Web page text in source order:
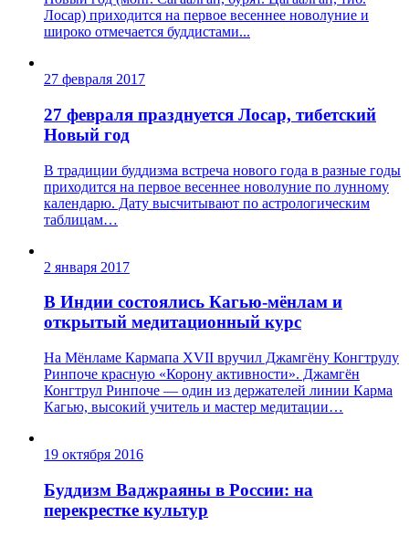
Лосар) приходится на первое весеннее новолуние и
широко отмечается буддистами...
27 февраля 2017
27 февраля празднуется Лосар, тибетский
Новый год
В традиции буддизма встреча нового года в разные годы
приходится на первое весеннее новолуние по лунному
календарю. Дату высчитывают по астрологическим
таблицам…
2 января 2017
В Индии состоялись Кагью-мёнлам и
открытый медитационный курс
На Мёнламе Кармапа XVII вручил Джамгёну Конгтрулу
Ринпоче красную «Корону активности». Джамгён
Конгтрул Ринпоче — один из держателей линии Карма
Кагью, высокий учитель и мастер медитации…
19 октября 2016
Буддизм Ваджраяны в России: на
перекрестке культур